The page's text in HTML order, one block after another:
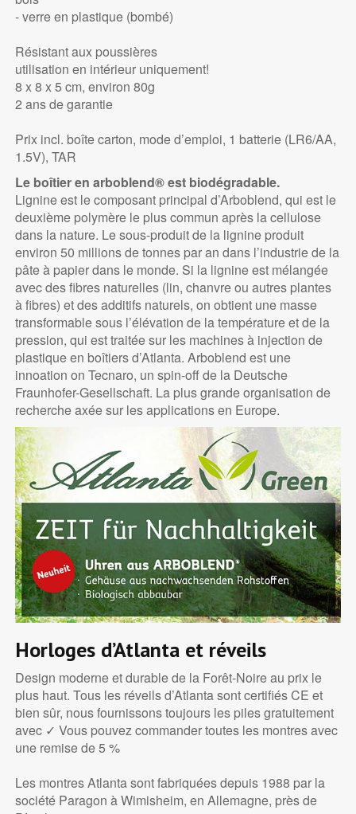
- verre en plastique (bombé)
Résistant aux poussières
utilisation en intérieur uniquement!
8 x 8 x 5 cm, environ 80g
2 ans de garantie
Prix incl. boîte carton, mode d’emploi, 1 batterie (LR6/AA,
1.5V), TAR
Le boîtier en arboblend® est biodégradable.
Lignine est le composant principal d’Arboblend, qui est le
deuxième polymère le plus commun après la cellulose
dans la nature. Le sous-produit de la lignine produit
environ 50 millions de tonnes par an dans l’industrie de la
pâte à papier dans le monde. Si la lignine est mélangée
avec des fibres naturelles (lin, chanvre ou autres plantes
à fibres) et des additifs naturels, on obtient une masse
transformable sous l’élévation de la température et de la
pression, qui est traitée sur les machines à injection de
plastique en boîtiers d’Atlanta. Arboblend est une
innoation on Tecnaro, un spin-off de la Deutsche
Fraunhofer-Gesellschaft. La plus grande organisation de
recherche axée sur les applications en Europe.
Horloges d’Atlanta et réveils
Design moderne et durable de la Forêt-Noire au prix le
plus haut. Tous les réveils d’Atlanta sont certifiés CE et
bien sûr, nous fournissons toujours les piles gratuitement
avec ✓ Vous pouvez commander toutes les montres avec
une remise de 5 %
Les montres Atlanta sont fabriquées depuis 1988 par la
société Paragon à Wimisheim, en Allemagne, près de